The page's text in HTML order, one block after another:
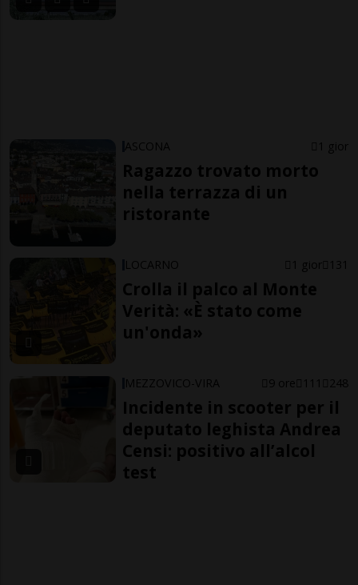
ASCONA 1 gior
Ragazzo trovato morto
nella terrazza di un
ristorante
LOCARNO 1 gior 131
Crolla il palco al Monte
Verità: «È stato come
un'onda»
MEZZOVICO-VIRA 9 ore 111 248
Incidente in scooter per il
deputato leghista Andrea
Censi: positivo all’alcol
test